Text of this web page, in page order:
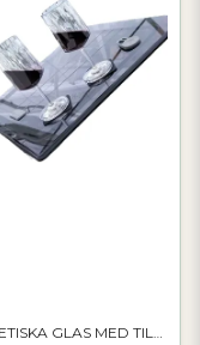
MAGNETISKA GLAS MED TILLBEHÖR